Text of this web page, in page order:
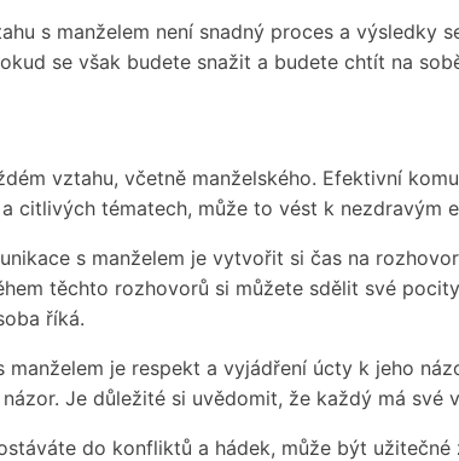
s manželem není snadný proces a
se však budete snažit a budete chtít na
vztahu, včetně manželského. Efektivní
citlivých tématech, může to vést k nezdravým
s manželem je vytvořit si čas na
těchto rozhovorů si můžete sdělit své
říká.
je respekt a vyjádření úcty k jeho
Je důležité si uvědomit, že každý má své
do konfliktů a hádek, může být